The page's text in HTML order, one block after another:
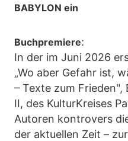
BABYLON ein
Buchpremiere:
In der im Juni 2026
„Wo aber Gefahr ist,
– Texte zum Frieden",
II, des KulturKreises
Autoren kontrovers
der aktuellen Zeit –